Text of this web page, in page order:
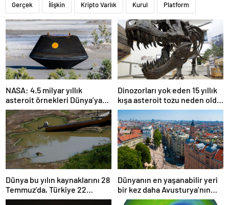
Gerçek İlişkin Kripto Varlık Kurul Platform
NASA: 4.5 milyar yıllık
asteroit örnekleri Dünya’ya
getirildi; yaşamın
başlangıcına ışık tutabilir
Dinozorları yok eden 15 yıllık
kışa asteroit tozu neden oldu
| Araştırma
Dünya bu yılın kaynaklarını 28
Temmuz’da, Türkiye 22
Haziran’da tüketti
Dünyanın en yaşanabilir yeri
bir kez daha Avusturya’nın
başkenti Viyana oldu